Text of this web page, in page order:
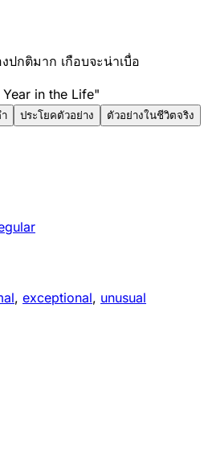
ปกติมาก เกือบจะน่าเบื่อ
in the Life"
ประโยคตัวอย่าง ตัวอย่างในชีวิตจริง
, exceptional, unusual